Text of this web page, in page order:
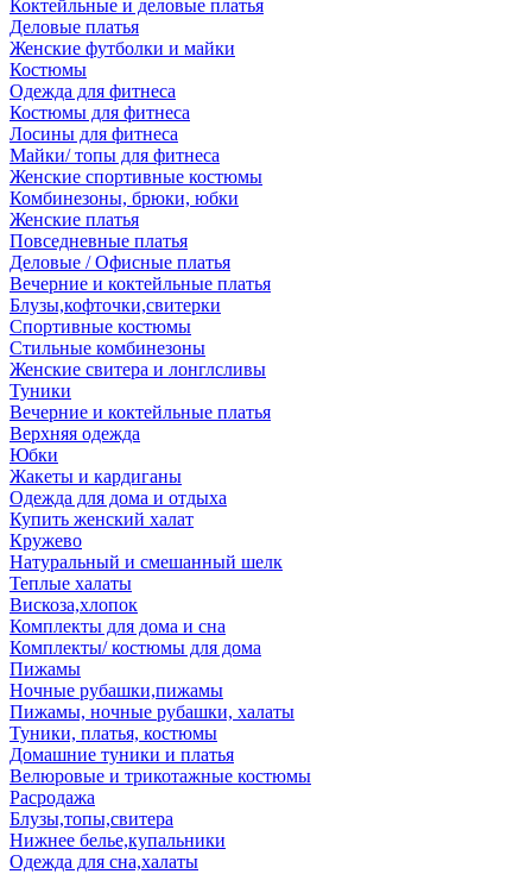
Коктейльные и деловые платья
Деловые платья
Женские футболки и майки
Костюмы
Одежда для фитнеса
Костюмы для фитнеса
Лосины для фитнеса
Майки/ топы для фитнеса
Женские спортивные костюмы
Комбинезоны, брюки, юбки
Женские платья
Повседневные платья
Деловые / Офисные платья
Вечерние и коктейльные платья
Блузы,кофточки,свитерки
Спортивные костюмы
Стильные комбинезоны
Женские свитера и лонглсливы
Туники
Вечерние и коктейльные платья
Верхняя одежда
Юбки
Жакеты и кардиганы
Одежда для дома и отдыха
Купить женский халат
Кружево
Натуральный и смешанный шелк
Теплые халаты
Вискоза,хлопок
Комплекты для дома и сна
Комплекты/ костюмы для дома
Пижамы
Ночные рубашки,пижамы
Пижамы, ночные рубашки, халаты
Туники, платья, костюмы
Домашние туники и платья
Велюровые и трикотажные костюмы
Расродажа
Блузы,топы,свитера
Нижнее белье,купальники
Одежда для сна,халаты